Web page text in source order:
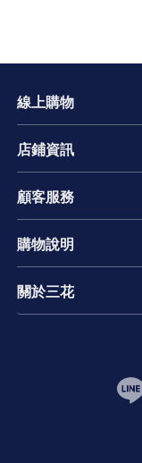
線上購物
店鋪資訊
顧客服務
購物說明
關於三花